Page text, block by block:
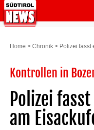
Home > Chronik > Polizei fasst
Kontrollen in
Polizei
am